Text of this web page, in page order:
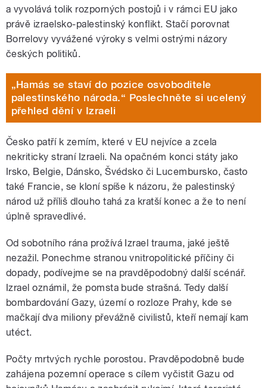
a vyvolává tolik rozporných postojů i v rámci EU jako
právě izraelsko-palestinský konflikt. Stačí porovnat
Borrelovy vyvážené výroky s velmi ostrými názory
českých politiků.
„Hamás se staví do pozice osvoboditele
palestinského národa.“ Poslechněte si ucelený
přehled dění v Izraeli
Česko patří k zemím, které v EU nejvíce a zcela
nekriticky straní Izraeli. Na opačném konci státy jako
Irsko, Belgie, Dánsko, Švédsko či Lucembursko, často
také Francie, se kloní spíše k názoru, že palestinský
národ už příliš dlouho tahá za kratší konec a že to není
úplně spravedlivé.
Od sobotního rána prožívá Izrael trauma, jaké ještě
nezažil. Ponechme stranou vnitropolitické příčiny či
dopady, podívejme se na pravděpodobný další scénář.
Izrael oznámil, že pomsta bude strašná. Tedy další
bombardování Gazy, území o rozloze Prahy, kde se
mačkají dva miliony převážně civilistů, kteří nemají kam
utéct.
Počty mrtvých rychle porostou. Pravděpodobně bude
zahájena pozemní operace s cílem vyčistit Gazu od